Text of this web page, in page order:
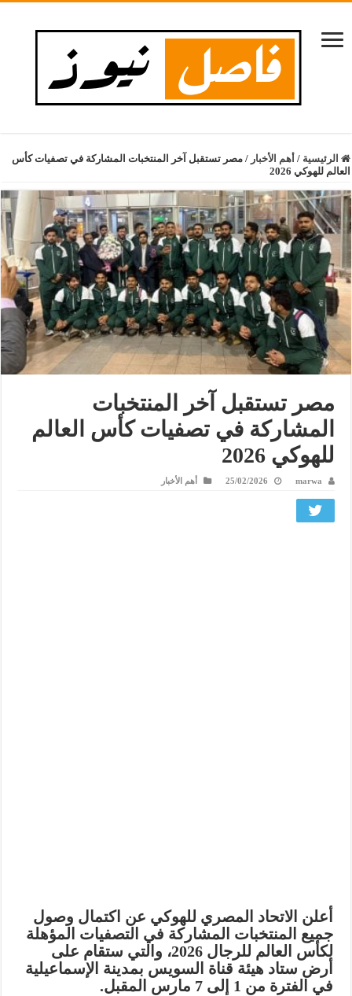
الرئيسية / أهم الأخبار / مصر تستقبل آخر المنتخبات المشاركة في تصفيات كأس
العالم للهوكي 2026
مصر تستقبل آخر المنتخبات
المشاركة في تصفيات كأس العالم
للهوكي 2026
marwa
25/02/2026 أهم الأخبار
أعلن الاتحاد المصري للهوكي عن اكتمال وصول
جميع المنتخبات المشاركة في التصفيات المؤهلة
لكأس العالم للرجال 2026
، والتي ستقام على
أرض ستاد هيئة قناة السويس بمدينة الإسماعيلية
في الفترة من 1 إلى 7 مارس المقبل.